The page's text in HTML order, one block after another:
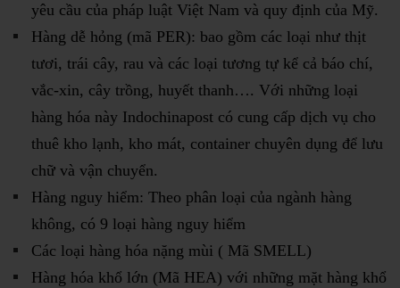
yêu cầu của pháp luật Việt Nam và quy định của Mỹ.
Hàng dễ hỏng (mã PER): bao gồm các loại như thịt
tươi, trái cây, rau và các loại tương tự kể cả báo chí,
vắc-xin, cây trồng, huyết thanh…. Với những loại
hàng hóa này Indochinapost có cung cấp dịch vụ cho
thuê kho lạnh, kho mát, container chuyên dụng để lưu
chữ và vận chuyển.
Hàng nguy hiểm: Theo phân loại của ngành hàng
không, có 9 loại hàng nguy hiểm
Các loại hàng hóa nặng mùi ( Mã SMELL)
Hàng hóa khổ lớn (Mã HEA) với những mặt hàng khổ